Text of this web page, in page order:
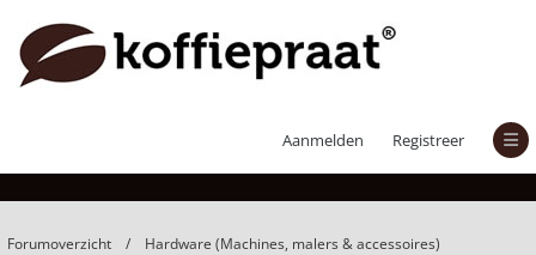
Aanmelden Registreer
Forumoverzicht
Hardware (Machines, malers & accessoires)